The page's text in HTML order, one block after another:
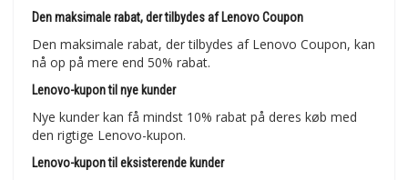
Den maksimale rabat, der tilbydes af Lenovo Coupon
Den maksimale rabat, der tilbydes af Lenovo Coupon, kan
nå op på mere end 50% rabat.
Lenovo-kupon til nye kunder
Nye kunder kan få mindst 10% rabat på deres køb med
den rigtige Lenovo-kupon.
Lenovo-kupon til eksisterende kunder